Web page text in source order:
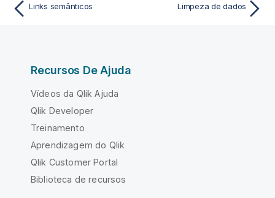
Links semânticos Limpeza de dados
Recursos De Ajuda
Vídeos da Qlik Ajuda
Qlik Developer
Treinamento
Aprendizagem do Qlik
Qlik Customer Portal
Biblioteca de recursos